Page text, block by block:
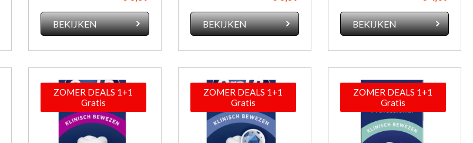
BEKIJKEN BEKIJKEN BEKIJKEN
ZOMER DEALS 1+1
Gratis
ZOMER DEALS 1+1
Gratis
ZOMER DEALS 1+1
Gratis